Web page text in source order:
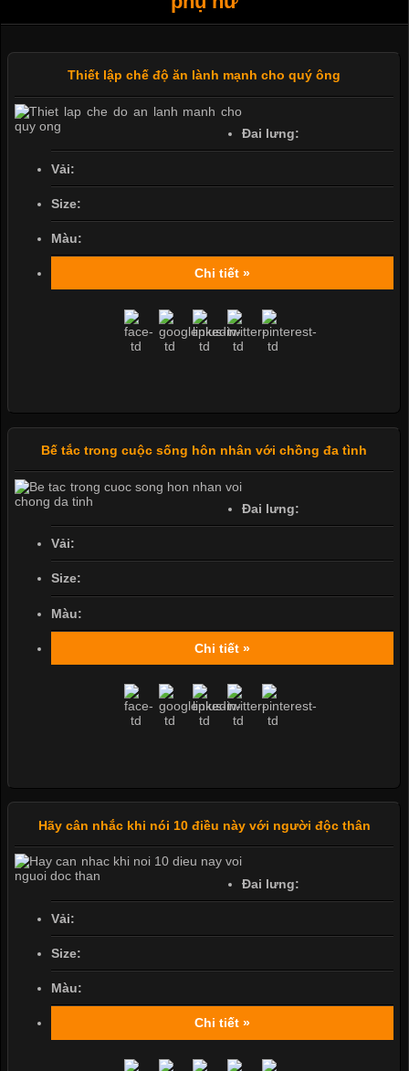
Thiết lập chế độ ăn lành mạnh cho quý ông
Đai lưng:
Vải:
Size:
Màu:
Chi tiết »
Bế tắc trong cuộc sống hôn nhân với chồng đa tình
Đai lưng:
Vải:
Size:
Màu:
Chi tiết »
Hãy cân nhắc khi nói 10 điều này với người độc thân
Đai lưng:
Vải:
Size:
Màu:
Chi tiết »